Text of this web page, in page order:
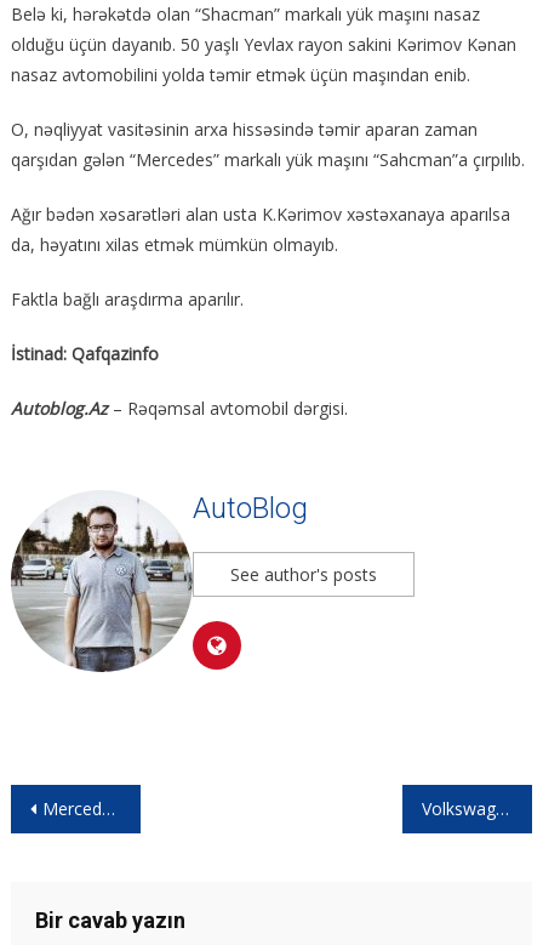
Belə ki, hərəkətdə olan “Shacman” markalı yük maşını nasaz
olduğu üçün dayanıb. 50 yaşlı Yevlax rayon sakini Kərimov Kənan
nasaz avtomobilini yolda təmir etmək üçün maşından enib.
O, nəqliyyat vasitəsinin arxa hissəsində təmir aparan zaman
qarşıdan gələn “Mercedes” markalı yük maşını “Sahcman”a çırpılıb.
Ağır bədən xəsarətləri alan usta K.Kərimov xəstəxanaya aparılsa
da, həyatını xilas etmək mümkün olmayıb.
Faktla bağlı araşdırma aparılır.
İstinad: Qafqazinfo
Autoblog.Az– Rəqəmsal avtomobil dərgisi.
AutoBlog
See author's posts
Mercedes,Volkswagen, Toyota və General Motors Rusiyada məhkəməyə verildi. Volkswagen ID.4 modelini ABŞ-da istehsal edəcək | Qiymətlərdə enmə gözlənilir.
Bir cavab yazın